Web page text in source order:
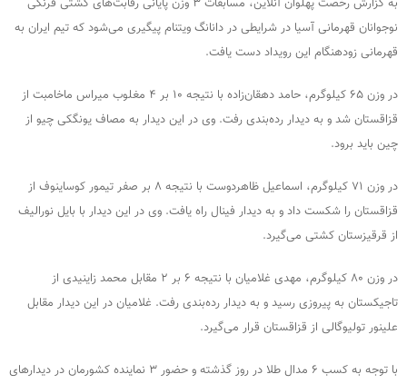
به گزارش رخصت پهلوان آنلاین، مسابقات ۳ وزن پایانی رقابت‌های کشتی فرنگی
نوجوانان قهرمانی آسیا در شرایطی در دانانگ ویتنام پیگیری می‌شود که تیم ایران به
قهرمانی زودهنگام این رویداد دست یافت.
در وزن ۶۵ کیلوگرم، حامد دهقان‌زاده با نتیجه ۱۰ بر ۴ مغلوب میراس ماخامبت از
قزاقستان شد و به دیدار رده‌بندی رفت. وی در این دیدار به مصاف یونگکی چیو از
چین باید برود.
در وزن ۷۱ کیلوگرم، اسماعیل ظاهردوست با نتیجه ۸ بر صفر تیمور کوساینوف از
قزاقستان را شکست داد و به دیدار فینال راه یافت. وی در این دیدار با بایل نورالیف
از قرقیزستان کشتی می‌گیرد.
در وزن ۸۰ کیلوگرم، مهدی غلامیان با نتیجه ۶ بر ۲ مقابل محمد زاینیدی از
تاجیکستان به پیروزی رسید و به دیدار رده‌بندی رفت. غلامیان در این دیدار مقابل
علینور تولیوگالی از قزاقستان قرار می‌گیرد.
با توجه به کسب ۶ مدال طلا در روز گذشته و حضور ۳ نماینده کشورمان در دیدارهای